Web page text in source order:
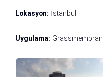
Lokasyon: İstanbul
Uygulama: Grassmembran